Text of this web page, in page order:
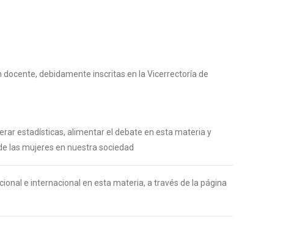
debidamente inscritas en la Vicerrectoría de
estadísticas, alimentar el debate en esta materia y
las mujeres en nuestra sociedad
e internacional en esta materia, a través de la página